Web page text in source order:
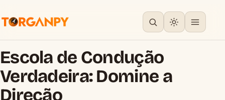
Escola de Condução
Verdadeira: Domine a
Direção